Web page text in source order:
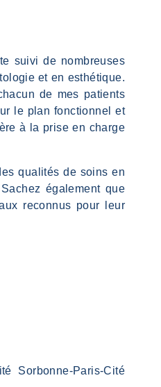
suivi de nombreuses
et en esthétique.
de mes patients
le plan fonctionnel et
à la prise en charge
qualités de soins en
également que
reconnus pour leur
Sorbonne-Paris-Cité